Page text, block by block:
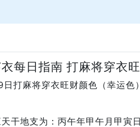
每日指南 打麻将穿衣
打麻将穿衣旺财颜色（幸运色
干地支为：丙午年甲午月甲寅